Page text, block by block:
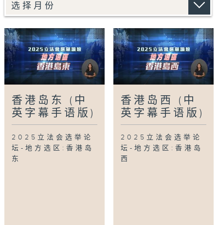
香港岛东 (中
英字幕手语版)
2025立法会选举论
坛-地方选区:香港岛
东
香港岛西 (中
英字幕手语版)
2025立法会选举论
坛-地方选区:香港岛
西